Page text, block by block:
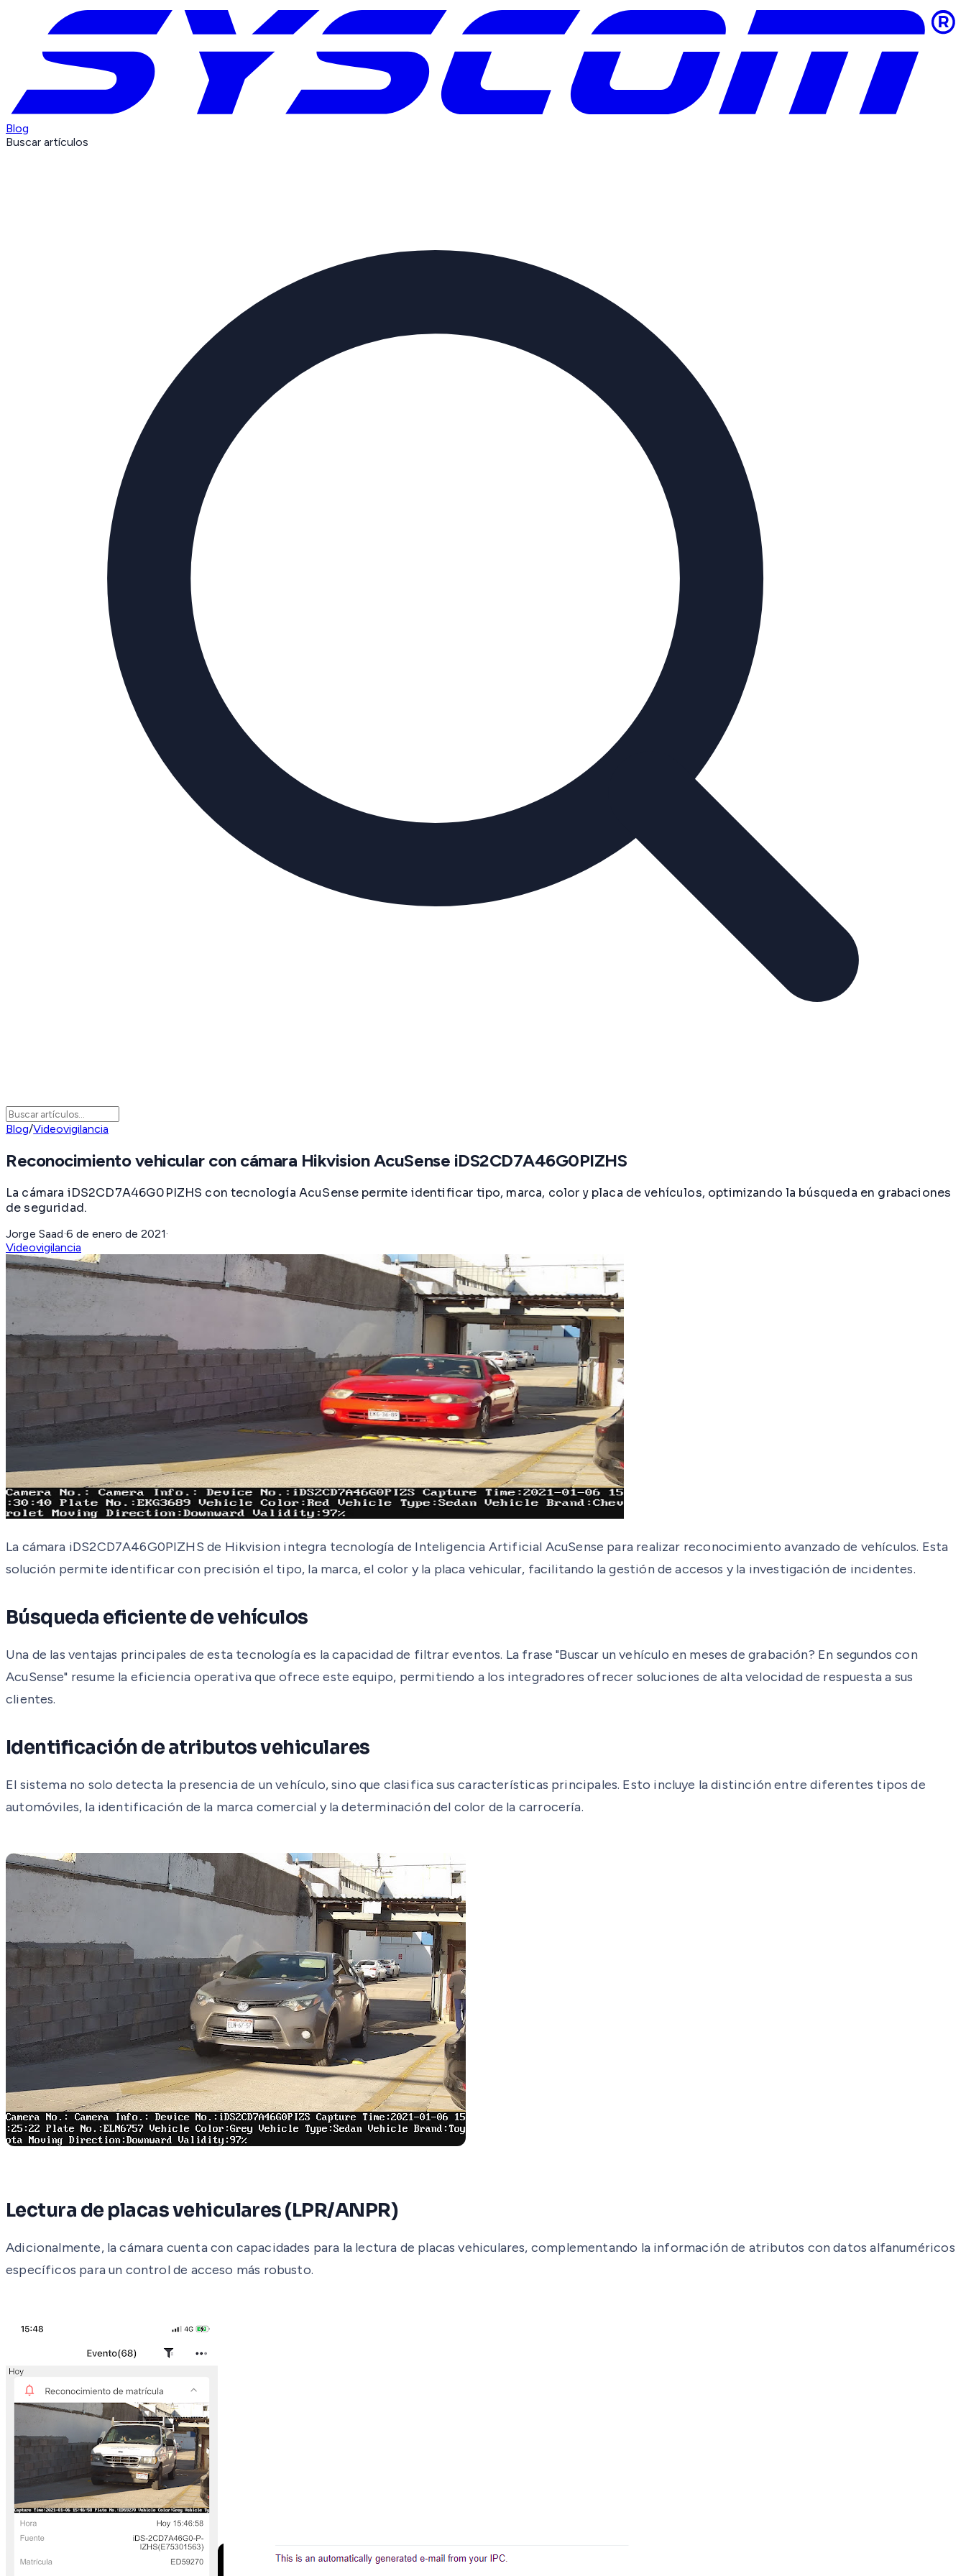
Blog
Buscar artículos
Blog/Videovigilancia
Reconocimiento vehicular con cámara Hikvision AcuSense iDS2CD7A46G0PIZHS
La cámara iDS2CD7A46G0PIZHS con tecnología AcuSense permite identificar tipo, marca, color y placa de vehículos, optimizando la búsqueda en grabaciones
de seguridad.
Jorge Saad·6 de enero de 2021·
Videovigilancia
La cámara iDS2CD7A46G0PIZHS de Hikvision integra tecnología de Inteligencia Artificial AcuSense para realizar reconocimiento avanzado de vehículos. Esta
solución permite identificar con precisión el tipo, la marca, el color y la placa vehicular, facilitando la gestión de accesos y la investigación de incidentes.
Búsqueda eficiente de vehículos
Una de las ventajas principales de esta tecnología es la capacidad de filtrar eventos. La frase "Buscar un vehículo en meses de grabación? En segundos con
AcuSense" resume la eficiencia operativa que ofrece este equipo, permitiendo a los integradores ofrecer soluciones de alta velocidad de respuesta a sus
clientes.
Identificación de atributos vehiculares
El sistema no solo detecta la presencia de un vehículo, sino que clasifica sus características principales. Esto incluye la distinción entre diferentes tipos de
automóviles, la identificación de la marca comercial y la determinación del color de la carrocería.
Lectura de placas vehiculares (LPR/ANPR)
Adicionalmente, la cámara cuenta con capacidades para la lectura de placas vehiculares, complementando la información de atributos con datos alfanuméricos
específicos para un control de acceso más robusto.